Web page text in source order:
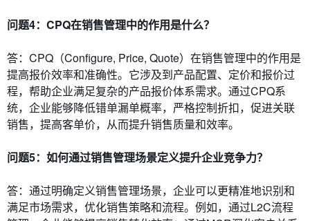
问题4：CPQ在销售管理中的作用是什么？
答：CPQ（Configure, Price, Quote）在销售管理中的作用是
提高报价效率和准确性。它涉及到产品配置、定价和报价过
程，帮助企业满足复杂的产品报价体系需求。通过CPQ系
统，企业能够降低错单漏单概率，严格控制折扣，促进关联
销售，提高客单价，从而提升销售质量和效率。
问题5：如何通过销售管理场景定义提升企业竞争力？
答：通过明确定义销售管理场景，企业可以更精准地识别和
满足市场需求，优化销售策略和流程。例如，通过L2C流程